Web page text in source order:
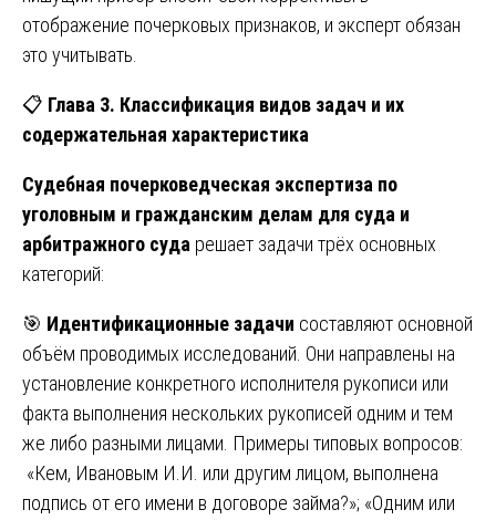
отображение почерковых признаков, и эксперт обязан
это учитывать.
📋 Глава 3. Классификация видов задач и их
содержательная характеристика
Судебная почерковедческая экспертиза по
уголовным и гражданским делам для суда и
арбитражного суда решает задачи трёх основных
категорий:
🎯 Идентификационные задачи составляют основной
объём проводимых исследований. Они направлены на
установление конкретного исполнителя рукописи или
факта выполнения нескольких рукописей одним и тем
же либо разными лицами. Примеры типовых вопросов:
«Кем, Ивановым И.И. или другим лицом, выполнена
подпись от его имени в договоре займа?»; «Одним или